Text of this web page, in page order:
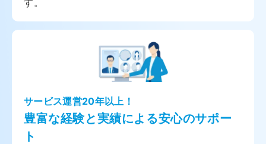
サービス運営20年以上！
豊富な経験と実績による安心のサポー
ト